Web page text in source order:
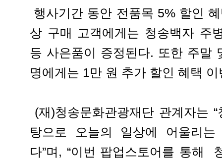
행사기간 동안 전품목 5% 할인
상 구매 고객에게는 청송백자 주
등 사은품이 증정된다. 또한 주말
명에게는 1만 원 추가 할인 혜택
(재)청송문화관광재단 관계자는
탕으로 오늘의 일상에 어울리
다”며, “이번 팝업스토어를 통해